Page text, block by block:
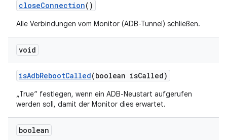
closeConnection()
Alle Verbindungen vom Monitor (ADB-Tunnel) schließen.
void
isAdbRebootCalled(boolean isCalled)
„True“ festlegen, wenn ein ADB-Neustart aufgerufen
werden soll, damit der Monitor dies erwartet.
boolean